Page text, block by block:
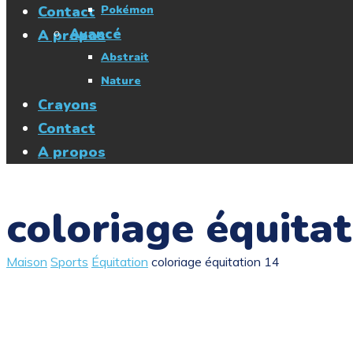
Contact
A propos
Pokémon
Avancé
Abstrait
Nature
Crayons
Contact
A propos
coloriage
Maison Sports Équitation coloriage équitation 14